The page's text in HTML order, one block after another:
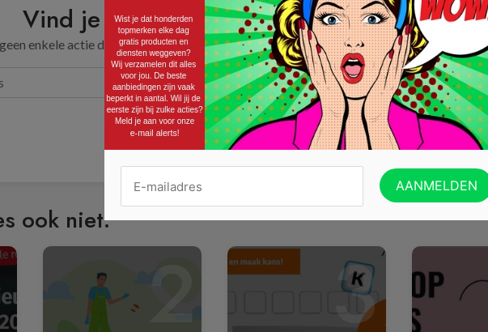
Vind je deze actie leuk?
enkele actie door je in te schrijven op onze nieuwsbrief!
VERZENDEN
ook niet:
2 3